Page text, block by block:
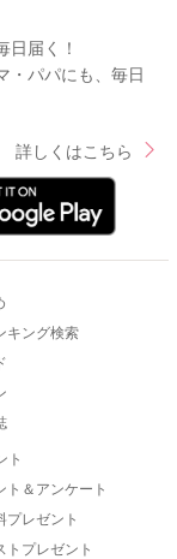
日届く！
・パパにも、毎日
詳しくはこちら
キング検索
ト
ト＆アンケート
プレゼント
トプレゼント